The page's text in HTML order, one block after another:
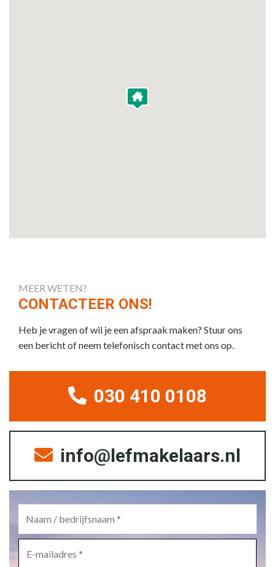
MEER WETEN?
CONTACTEER ONS!
Heb je vragen of wil je een afspraak maken? Stuur ons
een bericht of neem telefonisch contact met ons op.
030 410 0108
info@lefmakelaars.nl
mailadres *